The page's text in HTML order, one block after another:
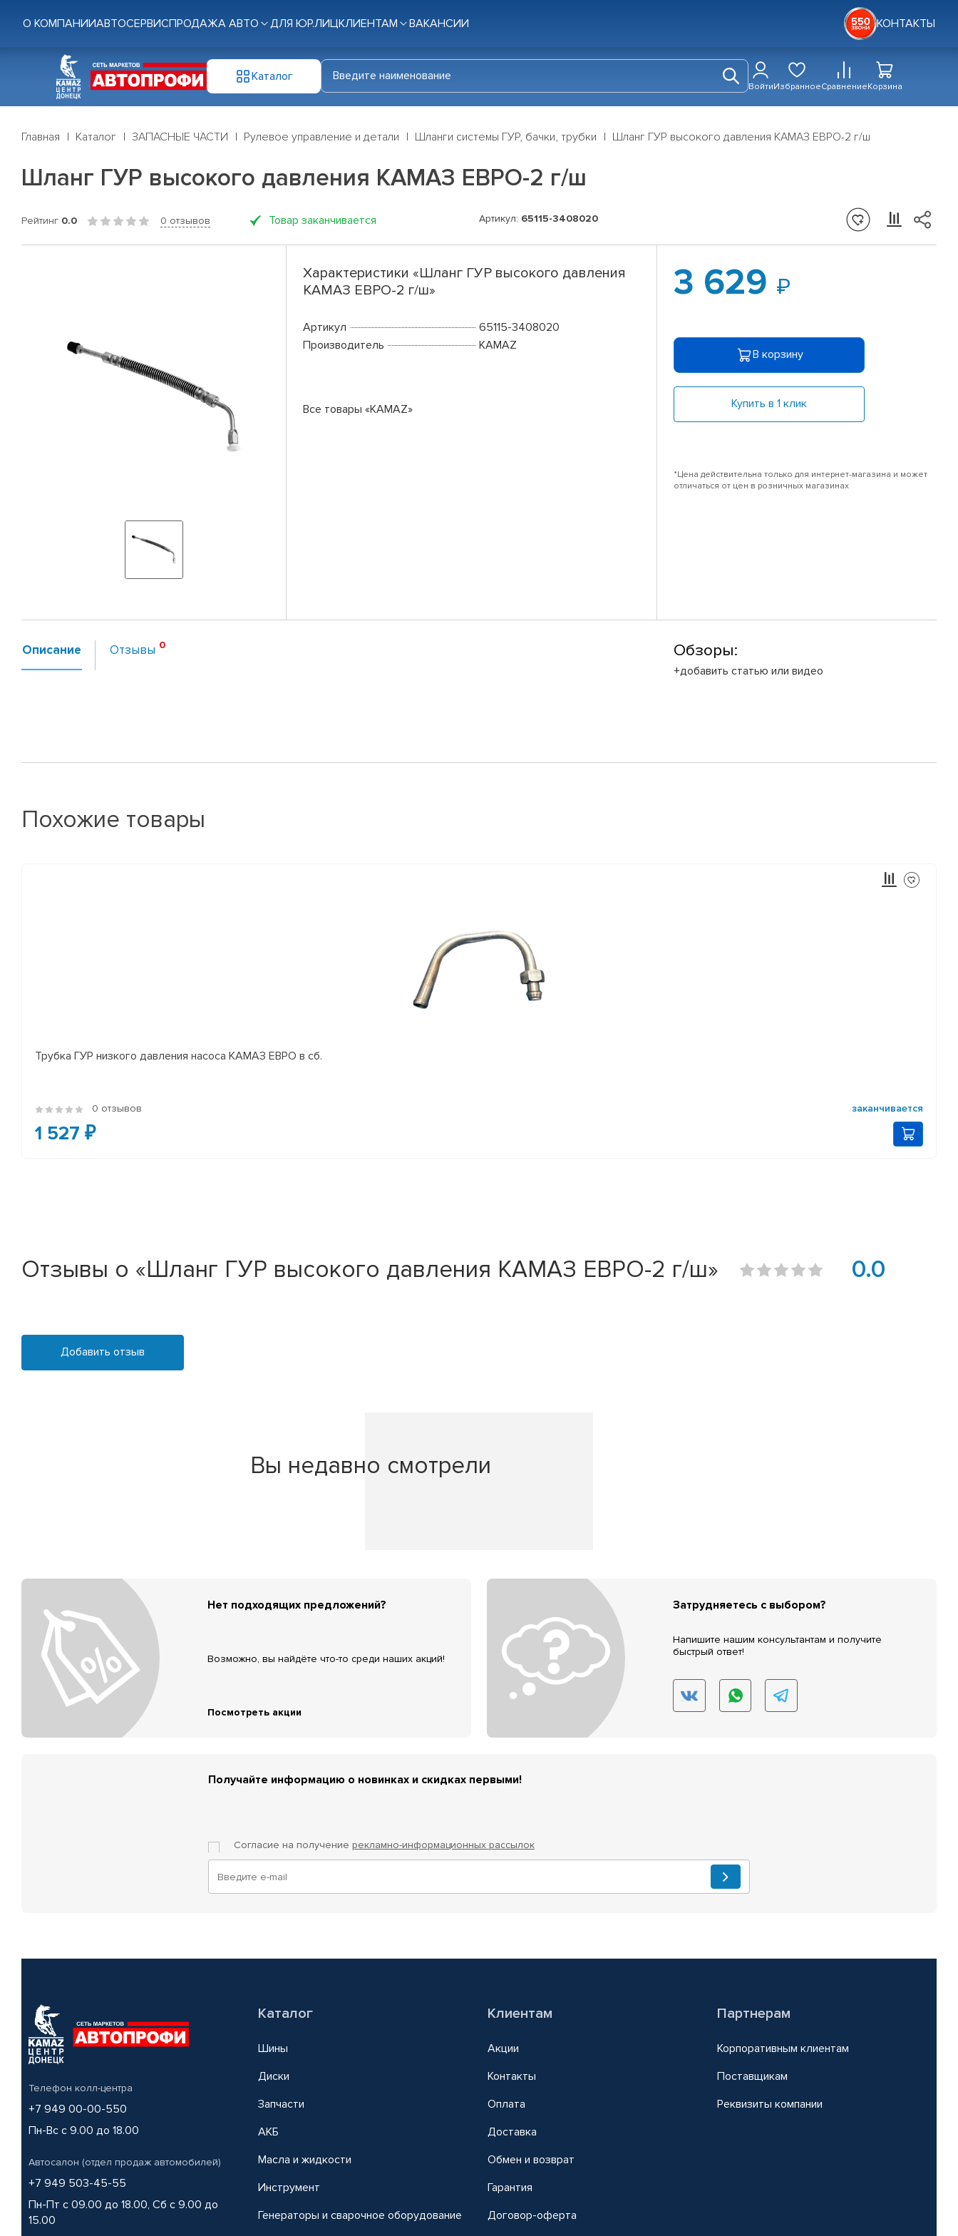
О КОМПАНИИАВТОСЕРВИСПРОДАЖА АВТО ДЛЯ ЮР.ЛИЦКЛИЕНТАМ ВАКАНСИИ КОНТАКТЫ
Каталог
ВойтиИзбранноеСравнениеКорзина
Главная Каталог ЗАПАСНЫЕ ЧАСТИ Рулевое управление и детали Шланги системы ГУР, бачки, трубки Шланг ГУР высокого давления КАМАЗ ЕВРО-2 г/ш
Шланг ГУР высокого давления КАМАЗ ЕВРО-2 г/ш
Рейтинг 0.0 0 отзывов Товар заканчивается Артикул: 65115-3408020
Характеристики «Шланг ГУР высокого давления
КАМАЗ ЕВРО-2 г/ш»
Артикул
65115-3408020
Производитель
KAMAZ
Все товары «KAMAZ»
3 629
В корзину
Купить в 1 клик
*Цена действительна только для интернет-магазина и может
отличаться от цен в розничных магазинах
Описание Отзывы Обзоры:
+добавить статью или видео
Похожие товары
Трубка ГУР низкого давления насоса КАМАЗ ЕВРО в сб.
0 отзывов заканчивается
1 527 ₽
Отзывы о «Шланг ГУР высокого давления КАМАЗ ЕВРО-2 г/ш» 0.0
Добавить отзыв
Вы недавно смотрели
Нет подходящих предложений?
Возможно, вы найдёте что-то среди наших акций!
Посмотреть акции
Затрудняетесь с выбором?
Напишите нашим консультантам и получите
быстрый ответ!
Получайте информацию о новинках и скидках первыми!
Согласие на получение рекламно-информационных рассылок
Телефон колл-центра
+7 949 00-00-550
Пн-Вс с 9.00 до 18.00
Автосалон (отдел продаж автомобилей)
+7 949 503-45-55
Пн-Пт с 09.00 до 18.00, Сб с 9.00 до
15.00
Каталог
Шины
Диски
Запчасти
АКБ
Масла и жидкости
Инструмент
Генераторы и сварочное оборудование
Клиентам
Акции
Контакты
Оплата
Доставка
Обмен и возврат
Гарантия
Договор-оферта
Партнерам
Корпоративным клиентам
Поставщикам
Реквизиты компании